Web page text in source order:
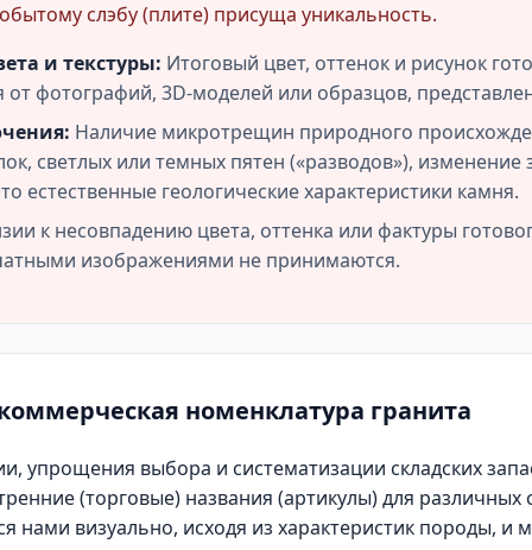
слэбу (плите) присуща уникальность.
и текстуры: Итоговый цвет, оттенок и рисунок
от фотографий, 3D-моделей или образцов,
Наличие микротрещин природного
светлых или темных пятен («разводов»), изменение
естественные геологические характеристики камня.
к несовпадению цвета, оттенка или фактуры
изображениями не принимаются.
номенклатура гранита
упрощения выбора и систематизации складских
(торговые) названия (артикулы) для
нами визуально, исходя из характеристик породы, и